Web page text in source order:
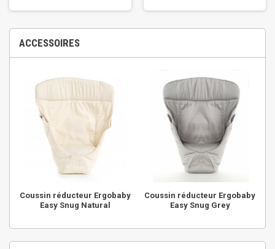
ACCESSOIRES
Coussin réducteur Ergobaby
Easy Snug Natural
Coussin réducteur Ergobaby
Easy Snug Grey